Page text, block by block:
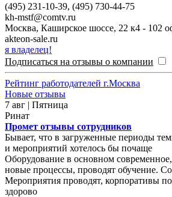
(495) 231-10-39, (495) 730-44-75
kh-mstf@comtv.ru
Москва, Каширское шоссе, 22 к4 - 102
akteon-sale.ru
я владелец!
Подписаться на отзывы о компании
Рейтинг работодателей г.Москва
Новые отзывы
7 авг | Пятница
Ринат
Промет отзывы сотрудников
Бывает, что в загруженные периоды
и мероприятий хотелось бы почаще
Оборудование в основном
новые процессы, проводят обучение.
Мероприятия проводят, корпоративы
здорово